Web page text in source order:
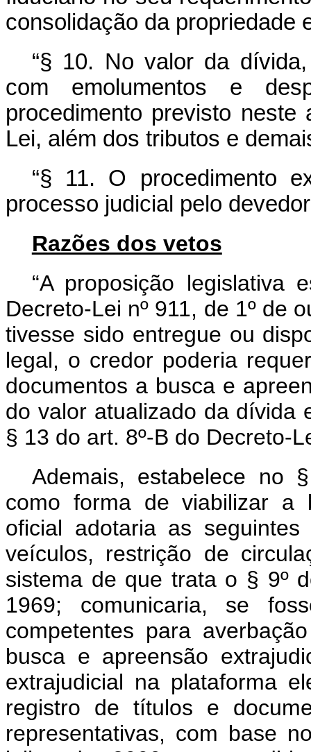
consolidação da propriedade
“§ 10. No valor da
com emolumentos e
procedimento previsto
Lei, além dos tributos e
“§ 11. O procedimento
processo judicial pelo
Razões dos vetos
“A proposição legislativa
Decreto-Lei nº 911, de 1º de
tivesse sido entregue ou
legal, o credor poderia
documentos a busca e
do valor atualizado da dívida
§ 13 do art. 8º-B do Decreto-
Ademais, estabelece no
como forma de viabilizar a
oficial adotaria as
veículos, restrição de
sistema de que trata o § 9º
1969; comunicaria, se
competentes para
busca e apreensão
extrajudicial na plataforma
registro de títulos e
representativas, com base